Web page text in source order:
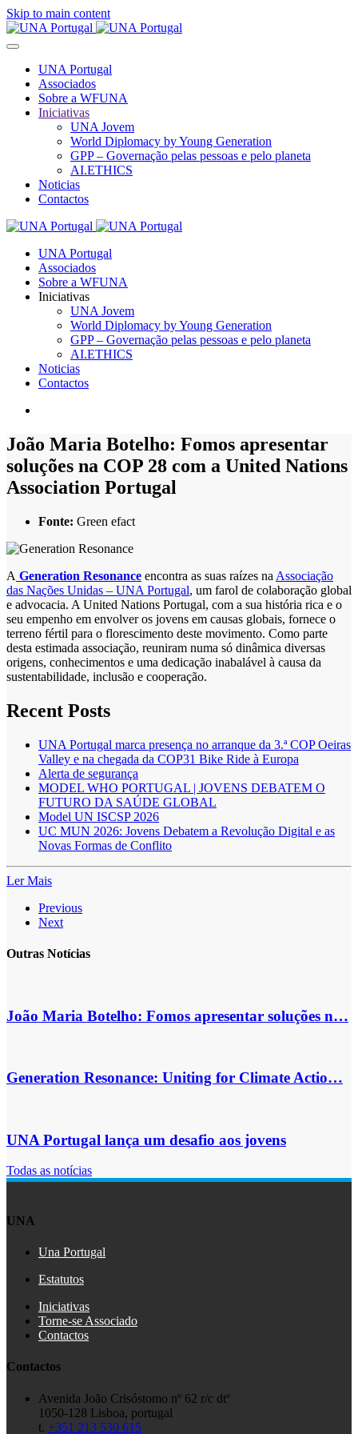
Skip to main content
UNA Portugal
Associados
Sobre a WFUNA
Iniciativas
UNA Jovem
World Diplomacy by Young Generation
GPP – Governação pelas pessoas e pelo planeta
AI.ETHICS
Noticias
Contactos
UNA Portugal
Associados
Sobre a WFUNA
Iniciativas
UNA Jovem
World Diplomacy by Young Generation
GPP – Governação pelas pessoas e pelo planeta
AI.ETHICS
Noticias
Contactos
João Maria Botelho: Fomos apresentar
soluções na COP 28 com a United Nations
Association Portugal
Fonte: Green efact
A Generation Resonance encontra as suas raízes na Associação
das Nações Unidas – UNA Portugal, um farol de colaboração global
e advocacia. A United Nations Portugal, com a sua história rica e o
seu empenho em envolver os jovens em causas globais, fornece o
terreno fértil para o florescimento deste movimento. Como parte
desta estimada associação, reuniram numa só dinâmica diversas
origens, conhecimentos e uma dedicação inabalável à causa da
sustentabilidade, inclusão e cooperação.
Recent Posts
UNA Portugal marca presença no arranque da 3.ª COP Oeiras
Valley e na chegada da COP31 Bike Ride à Europa
Alerta de segurança
MODEL WHO PORTUGAL | JOVENS DEBATEM O
FUTURO DA SAÚDE GLOBAL
Model UN ISCSP 2026
UC MUN 2026: Jovens Debatem a Revolução Digital e as
Novas Formas de Conflito
Ler Mais
Previous
Next
Outras Notícias
João Maria Botelho: Fomos apresentar soluções n…
Generation Resonance: Uniting for Climate Actio…
UNA Portugal lança um desafio aos jovens
Todas as notícias
UNA
Una Portugal
Estatutos
Iniciativas
Torne-se Associado
Contactos
Contactos
Avenida João Crisóstomo nº 62 r/c dtº
1050-128 Lisboa, portugal
t. +351 213 530 615